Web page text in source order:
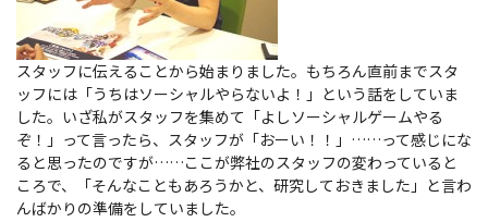
スタッフに伝えることから始まりました。もちろん直前までスタ
ッフには「うちはソーシャルやらないよ！」という話をしていま
した。いざ私がスタッフを集めて「よしソーシャルゲームやる
ぞ！」って言ったら、スタッフが「おーい！！」……って感じにな
ると思ったのですが……ここが弊社のスタッフの変わっていると
ころで、「そんなこともあろうかと、研究しておきました」と言わ
んばかりの準備をしていました。